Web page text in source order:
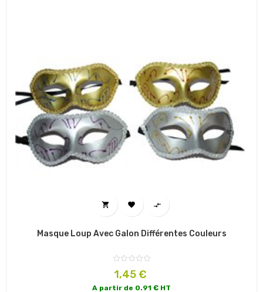
  
Masque Loup Avec Galon Différentes Couleurs
Prix
1,45 €
A partir de 0.91 € HT